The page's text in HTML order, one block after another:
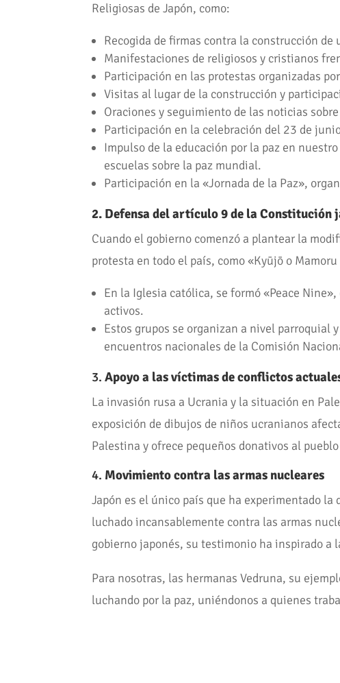
Religiosas de Japón, como:
Recogida de firmas contra la construcción
Manifestaciones de religiosos y cristianos
Participación en las protestas organizadas
Visitas al lugar de la construcción y
Oraciones y seguimiento de las noticias
Participación en la celebración del 23 de
Impulso de la educación por la paz en
escuelas sobre la paz mundial.
Participación en la «Jornada de la Paz»,
2. Defensa del artículo 9 de la Constitución
Cuando el gobierno comenzó a plantear la
protesta en todo el país, como «Kyūjō o
En la Iglesia católica, se formó «Peace
activos.
Estos grupos se organizan a nivel
encuentros nacionales de la Comisión
3.Apoyo a las víctimas de conflictos
La invasión rusa a Ucrania y la situación en
exposición de dibujos de niños ucranianos
Palestina y ofrece pequeños donativos al
4. Movimiento contra las armas nucleares
Japón es el único país que ha experimentado
luchado incansablemente contra las armas
gobierno japonés, su testimonio ha inspirado a
Para nosotras, las hermanas Vedruna, su
luchando por la paz, uniéndonos a quienes